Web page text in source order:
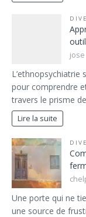
jose
L’ethnopsychiatrie
pour comprendre
travers le prisme
Lire la suite
Une porte qui ne
une source de